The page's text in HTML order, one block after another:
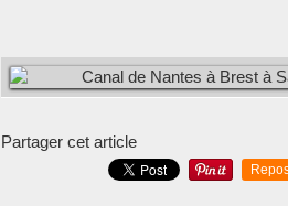
Partager cet article